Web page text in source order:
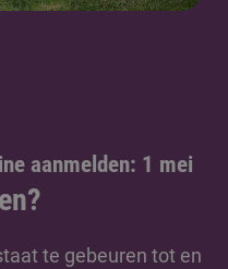
aanmelden: 1 mei
te gebeuren tot en